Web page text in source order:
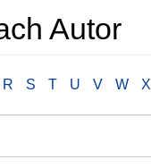
Autor
R S T U V W X